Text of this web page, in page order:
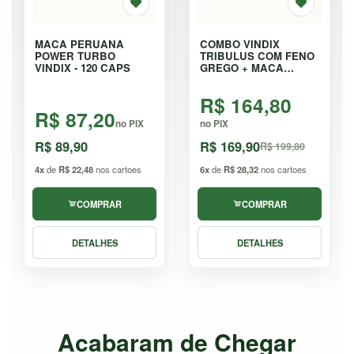
MACA PERUANA
POWER TURBO
VINDIX - 120 CAPS
R$ 87,20no PIX
R$ 89,90
4xde R$ 22,48nos cartoes
COMPRAR
DETALHES
COMBO VINDIX
TRIBULUS COM FENO
GREGO + MACA
R$ 164,80
no PIX
R$ 169,90R$ 199,80
6xde R$ 28,32nos cartoes
COMPRAR
DETALHES
Acabaram de Chegar